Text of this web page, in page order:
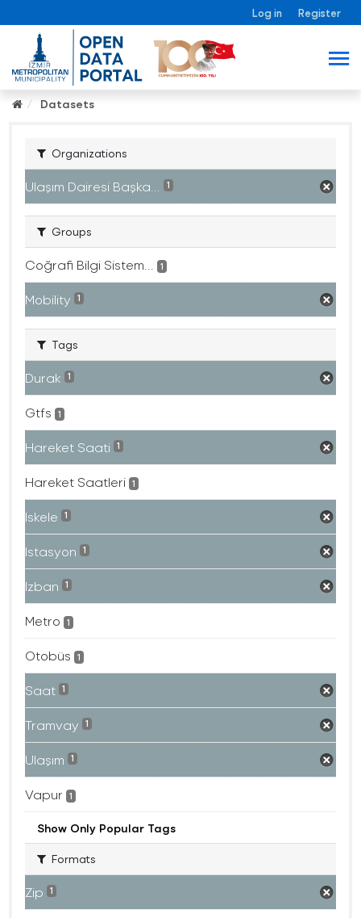
Log in Register
Datasets
Organizations
Ulaşım Dairesi Başka... 1
Groups
Coğrafi Bilgi Sistem... 1
Mobility 1
Tags
Durak 1
Gtfs 1
Hareket Saati 1
Hareket Saatleri 1
Iskele 1
Istasyon 1
Izban 1
Metro 1
Otobüs 1
Saat 1
Tramvay 1
Ulaşım 1
Vapur 1
Show Only Popular Tags
Formats
Zip 1